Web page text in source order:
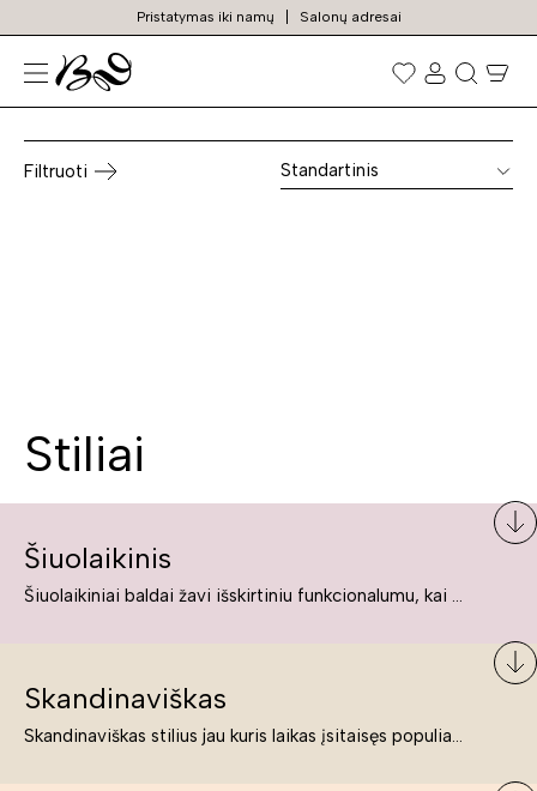
Pristatymas iki namų Salonų adresai
Prekių
paieška
Spintos komodos
Filtruoti Standartinis
Stiliai
Šiuolaikinis
Šiuolaikiniai baldai žavi išskirtiniu funkcionalumu, kai kurie jų pelnytai net pavadinami meno kūriniais, nes jie tikrai yra išskirtiniai, originalūs ir puikiai atliepiantys į šiuolaikinių žmonių poreikius bei gyvenimo būdo ypatumus.
Skandinaviškas
Skandinaviškas stilius jau kuris laikas įsitaisęs populiariausiųjų sąraše. Namai, butai labai dažnai įrengiami remiantis būtent šio stiliaus ypatumais. Dėl švelnių spalvų, praktiškumo ir estetikos jis masina tuos, kurie neabejingi šviesiem ar neutralių spalvų koloritui, paprastumui, funkcionalumui, natūralumui ir stilingai estetikai. Platų skandinaviškų baldų spektrą rasite „Deinavos baldų“ asortimente.